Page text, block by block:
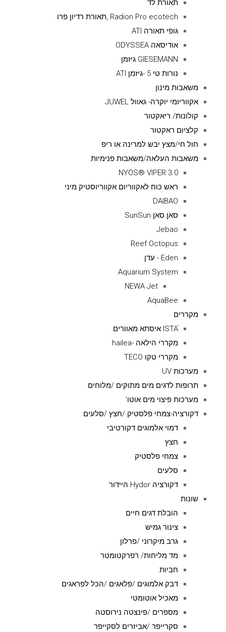
תאורת לד
Radion Pro ecotech ,תאורת רדיון פרו
גופי תאורה ATI
אודיסאה ODYSSEA
GIESEMANN גיזמן
נורות טי 5 -גיזמן ATI
משאבות מינון
אקווריומי יוקרה- גאוול JUWEL
קולונות/ ריאקטור
קלציום ראקטור
חול חי/מצץ יבש למרינה או ריפ
משאבות העלאה/משאבות פנימיות
NYOS® VIPER 3.0
ראש כוח לאקווריום אקווריוסטיק מיני
DAIBAO
סאן סאן SunSun
Jebao
Reef Octopus
Eden - עדן
Aquarium System
NEWA Jet
AquaBee
מקררים
ISTAׁׂ איסתא מאוורים
מקררי הילאה -hailea
מקררי טקו TECO
מערכות UV
תרופות לדגים מים מתוקים /מלוחים
מערכות פיצוי מים אוטו'
דקורציה-צמחי פלסטיק /חצץ /סלעים
דמוי אלמוגים דקורטיבי
חצץ
צמחי פלסטיק
סלעים
דקורציה Hydor היידור
שונות
הובלת דגים חיים
צינור גמיש
גרב מיקרוני /פרלון
מד מליחות/ רפרקטומטר
חביות
דבק אלמוגים /פלאגים /הכל לפראגים
מאכיל אוטומטי
מספרים /פינצטה נירוסטה
סקרייפר /אביזרים לסקייפר